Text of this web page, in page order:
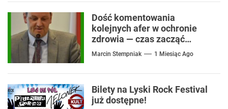
Dość komentowania
kolejnych afer w ochronie
zdrowia — czas zacząć
mówić o rozwiązaniach
Marcin Stempniak 1 Miesiąc Ago
Bilety na Lyski Rock Festival
już dostępne!